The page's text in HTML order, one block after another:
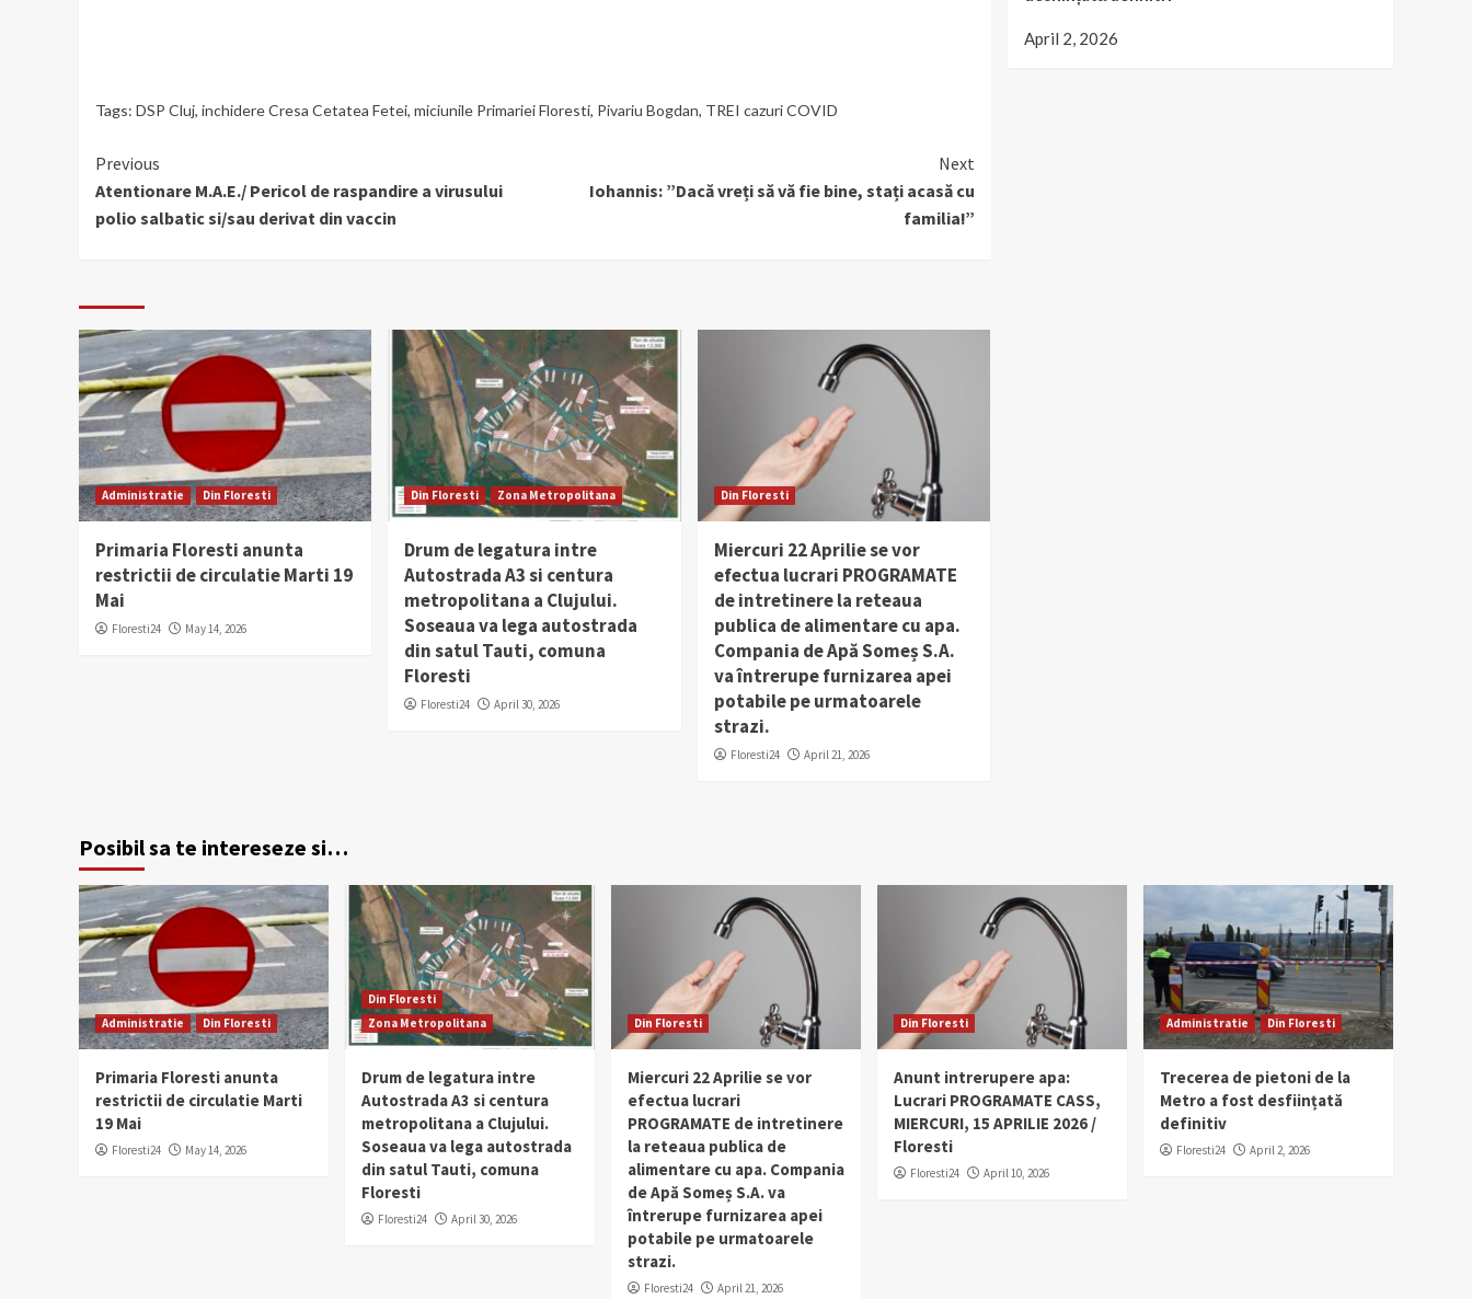
Tags: DSP Cluj, inchidere Cresa Cetatea Fetei, miciunile Primariei Floresti, Pivariu Bogdan, TREI cazuri COVID
Continue
Reading
Previous
Atentionare M.A.E./ Pericol de raspandire a virusului
polio salbatic si/sau derivat din vaccin
Next
Iohannis: ”Dacă vreți să vă fie bine, stați acasă cu
familia!”
Administratie Din Floresti
Primaria Floresti anunta
restrictii de circulatie Marti 19
Mai
Floresti24 May 14, 2026
Din Floresti Zona Metropolitana
Drum de legatura intre
Autostrada A3 si centura
metropolitana a Clujului.
Soseaua va lega autostrada
din satul Tauti, comuna
Floresti
Floresti24 April 30, 2026
Din Floresti
Miercuri 22 Aprilie se vor
efectua lucrari PROGRAMATE
de intretinere la reteaua
publica de alimentare cu apa.
Compania de Apă Someș S.A.
va întrerupe furnizarea apei
potabile pe urmatoarele
strazi.
Floresti24 April 21, 2026
April 2, 2026
Posibil sa te intereseze si…
Administratie Din Floresti
Primaria Floresti anunta
restrictii de circulatie Marti
19 Mai
Floresti24 May 14, 2026
Din Floresti
Zona Metropolitana
Drum de legatura intre
Autostrada A3 si centura
metropolitana a Clujului.
Soseaua va lega autostrada
din satul Tauti, comuna
Floresti
Floresti24 April 30, 2026
Din Floresti
Miercuri 22 Aprilie se vor
efectua lucrari
PROGRAMATE de intretinere
la reteaua publica de
alimentare cu apa. Compania
de Apă Someș S.A. va
întrerupe furnizarea apei
potabile pe urmatoarele
strazi.
Floresti24 April 21, 2026
Din Floresti
Anunt intrerupere apa:
Lucrari PROGRAMATE CASS,
MIERCURI, 15 APRILIE 2026 /
Floresti
Floresti24 April 10, 2026
Administratie Din Floresti
Trecerea de pietoni de la
Metro a fost desființată
definitiv
Floresti24 April 2, 2026